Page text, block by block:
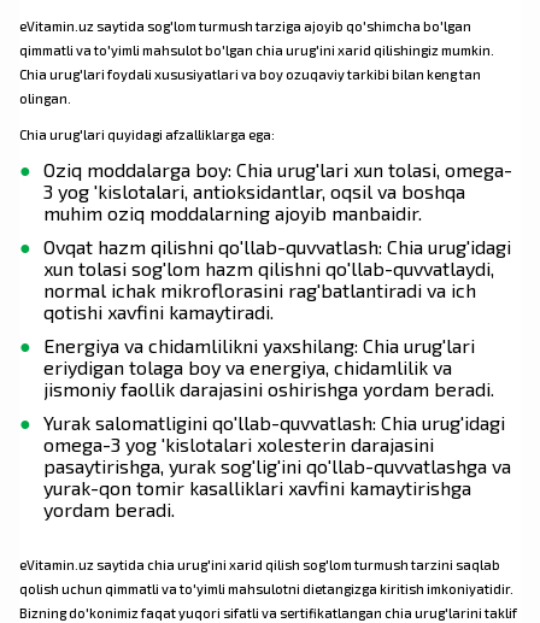
eVitamin.uz saytida sog'lom turmush tarziga ajoyib qo'shimcha bo'lgan
qimmatli va to'yimli mahsulot bo'lgan chia urug'ini xarid qilishingiz mumkin.
Chia urug'lari foydali xususiyatlari va boy ozuqaviy tarkibi bilan keng tan
olingan.
Chia urug'lari quyidagi afzalliklarga ega:
Oziq moddalarga boy: Chia urug'lari xun tolasi, omega-
3 yog 'kislotalari, antioksidantlar, oqsil va boshqa
muhim oziq moddalarning ajoyib manbaidir.
Ovqat hazm qilishni qo'llab-quvvatlash: Chia urug'idagi
xun tolasi sog'lom hazm qilishni qo'llab-quvvatlaydi,
normal ichak mikroflorasini rag'batlantiradi va ich
qotishi xavfini kamaytiradi.
Energiya va chidamlilikni yaxshilang: Chia urug'lari
eriydigan tolaga boy va energiya, chidamlilik va
jismoniy faollik darajasini oshirishga yordam beradi.
Yurak salomatligini qo'llab-quvvatlash: Chia urug'idagi
omega-3 yog 'kislotalari xolesterin darajasini
pasaytirishga, yurak sog'lig'ini qo'llab-quvvatlashga va
yurak-qon tomir kasalliklari xavfini kamaytirishga
yordam beradi.
eVitamin.uz saytida chia urug'ini xarid qilish sog'lom turmush tarzini saqlab
qolish uchun qimmatli va to'yimli mahsulotni dietangizga kiritish imkoniyatidir.
Bizning do'konimiz faqat yuqori sifatli va sertifikatlangan chia urug'larini taklif